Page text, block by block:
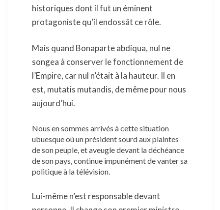
historiques dont il fut un éminent
protagoniste qu’il endossât ce rôle.
Mais quand Bonaparte abdiqua, nul ne
songea à conserver le fonctionnement de
l’Empire, car nul n’était à la hauteur. Il en
est, mutatis mutandis, de même pour nous
aujourd’hui.
Nous en sommes arrivés à cette situation
ubuesque où un président sourd aux plaintes
de son peuple, et aveugle devant la déchéance
de son pays, continue impunément de vanter sa
politique à la télévision.
Lui-même n’est responsable devant